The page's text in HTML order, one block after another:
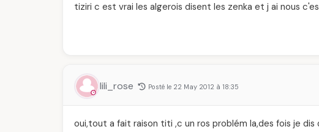
tiziri c est vrai les algerois disent les zenka et j ai nous
lili_rose Posté le 22 May 2012 à 18:35
oui,tout a fait raison titi ,c un ros problém la,des fois je